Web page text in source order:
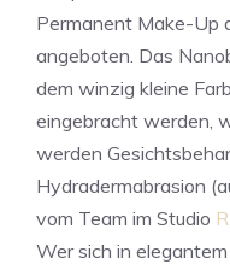
Permanent Make-Up
angeboten. Das
dem winzig kleine
eingebracht werden,
werden
Hydradermabrasion
vom Team im Studio
Wer sich in